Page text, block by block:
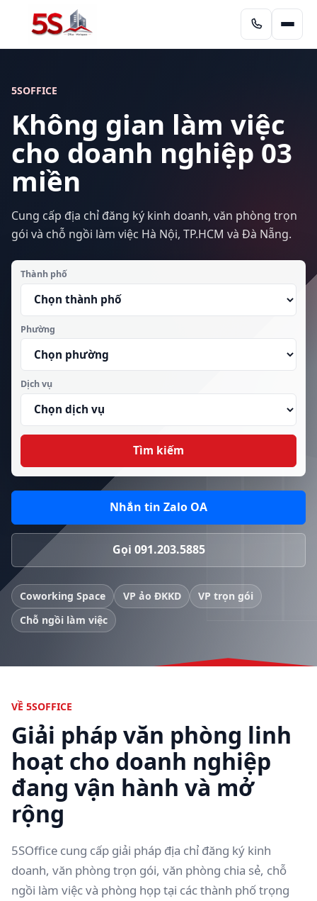
5SOFFICE
Không gian làm việc
cho doanh nghiệp 03
miền
Cung cấp địa chỉ đăng ký kinh doanh, văn phòng trọn
gói và chỗ ngồi làm việc Hà Nội, TP.HCM và Đà Nẵng.
Thành phố
Phường
Dịch vụ
Tìm kiếm
Nhắn tin Zalo OA
Gọi 091.203.5885
Coworking Space VP ảo ĐKKD
VP trọn gói
Chỗ ngồi làm việc
VỀ 5SOFFICE
Giải pháp văn phòng linh
hoạt cho doanh nghiệp
đang vận hành và mở
rộng
5SOffice cung cấp giải pháp địa chỉ đăng ký kinh
doanh, văn phòng trọn gói, văn phòng chia sẻ, chỗ
ngồi làm việc và phòng họp tại các thành phố trọng